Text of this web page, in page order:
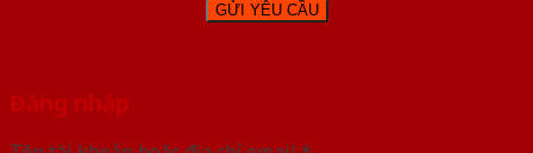
Đăng nhập